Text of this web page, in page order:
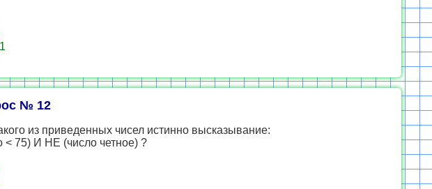
№ 12
из приведенных чисел истинно высказывание:
< 75) И НЕ (число четное) ?